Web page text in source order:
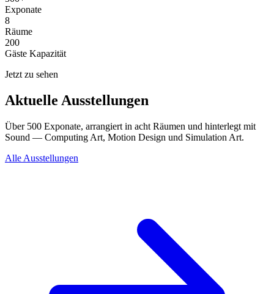
Exponate
8
Räume
200
Gäste Kapazität
Jetzt zu sehen
Aktuelle Ausstellungen
Über 500 Exponate, arrangiert in acht Räumen und hinterlegt mit
Sound — Computing Art, Motion Design und Simulation Art.
Alle Ausstellungen